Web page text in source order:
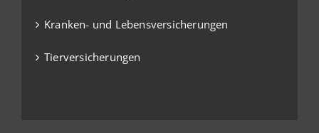
Kranken- und Lebensversicherungen
Tierversicherungen